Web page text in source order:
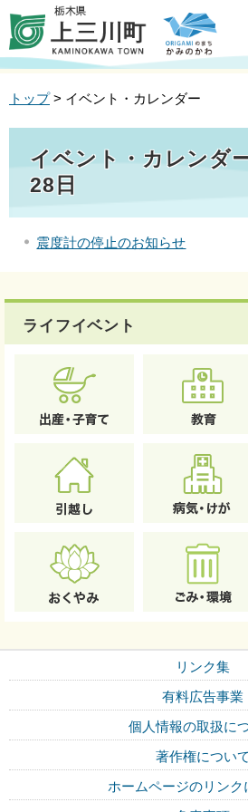
トップ> イベント・カレンダー
イベント・カレンダ
28日
震度計の停止のお知らせ
ライフイベント
リンク集
有料広告事業
個人情報の取扱に
著作権について
ホームページのリンク